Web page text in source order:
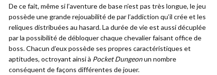
De ce fait, même si l’aventure de base n’est pas très longue, le jeu
possède une grande rejouabilité de par l’addiction qu’il crée et les
reliques distribuées au hasard. La durée de vie est aussi décuplée
par la possibilité de débloquer chaque chevalier faisant office de
boss. Chacun d’eux possède ses propres caractéristiques et
aptitudes, octroyant ainsi à Pocket Dungeonun nombre
conséquent de façons différentes de jouer.